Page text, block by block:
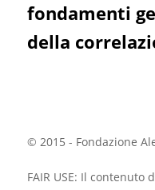
fondamenti
della
© 2015 - Fondazione
FAIR USE: Il